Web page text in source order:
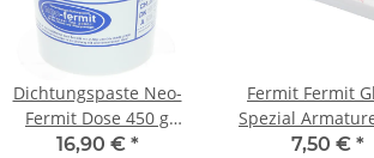
Dichtungspaste Neo-
Fermit Dose 450 g
DVGW zertifiziert
16,90 € *
Fermit Fermit
Spezial
60 g Tube
7,50 € *